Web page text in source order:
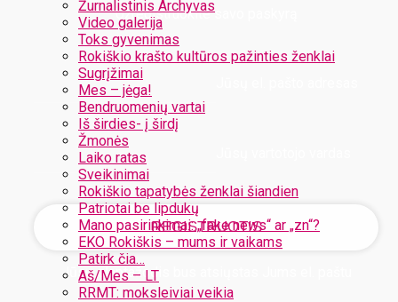
Žurnalistinis Archyvas
Video galerija
Toks gyvenimas
Rokiškio krašto kultūros pažinties ženklai
Sugrįžimai
Mes – jėga!
Bendruomenių vartai
Iš širdies- į širdį
Žmonės
Laiko ratas
Sveikinimai
Rokiškio tapatybės ženklai šiandien
Patriotai be lipdukų
Mano pasirinkimai: „fake news“ ar „zn“?
EKO Rokiškis – mums ir vaikams
Patirk čia…
Aš/Mes – LT
RRMT: moksleiviai veikia
Užregistruokite savo paskyrą
Jūsų slaptažodis bus atsiųstas Jums el. paštu